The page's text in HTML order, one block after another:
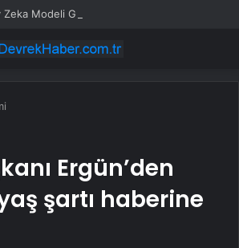
Ergün’den
şartı haberine